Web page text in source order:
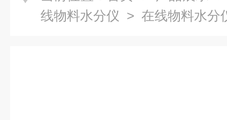
线物料水分仪 > 在线物料水分